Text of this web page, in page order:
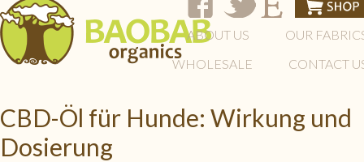
ABOUT US
OUR
WHOLESALE
CONTACT
CBD-Öl für Hunde: Wirkung und
Dosierung